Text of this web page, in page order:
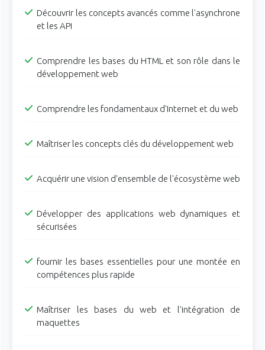
Découvrir les concepts avancés comme l'asynchrone
et les API
Comprendre les bases du HTML et son rôle dans le
développement web
Comprendre les fondamentaux d'Internet et du web
Maîtriser les concepts clés du développement web
Acquérir une vision d'ensemble de l'écosystème web
Développer des applications web dynamiques et
sécurisées
fournir les bases essentielles pour une montée en
compétences plus rapide
Maîtriser les bases du web et l'intégration de
maquettes